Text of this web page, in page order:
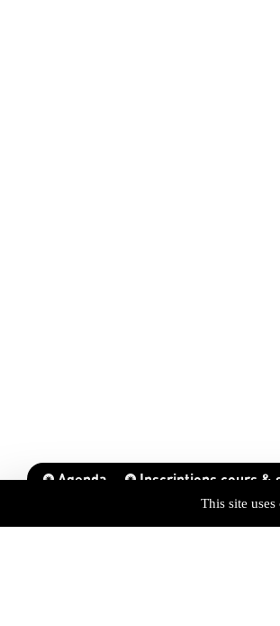
Agenda Inscriptions cours &
This site